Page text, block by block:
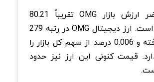
در حال حاضر ارزش بازار OMG تقریباً 80.21
میلیون دلار است. ارز دیجیتال OMG در رتبه 279
بازار قرار گرفته و 0.006 درصد از سهم کل بازار را
قیمت کنونی این ارز نیز حدود